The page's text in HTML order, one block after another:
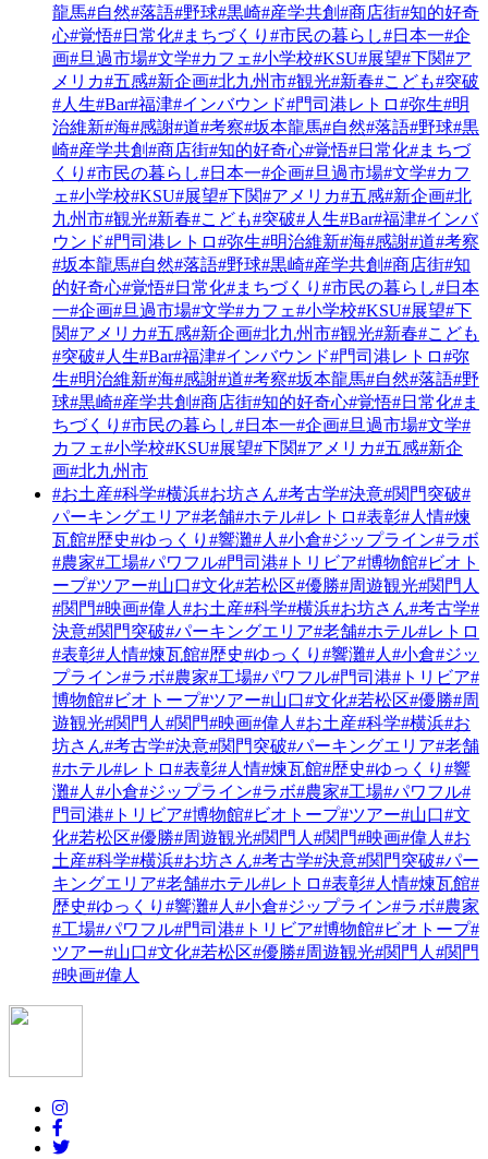
龍馬#自然#落語#野球#黒崎#産学共創#商店街#知的好奇
心#覚悟#日常化#まちづくり #市民の暮らし#日本一#企
画#旦過市場#文学#カフェ#小学校#KSU#展望#下関#ア
メリカ#五感#新企画#北九州市#観光#新春#こども#突破
#人生#Bar#福津#インバウンド#門司港レトロ#弥生#明
治維新#海#感謝#道#考察#坂本龍馬#自然#落語#野球#黒
崎#産学共創#商店街#知的好奇心#覚悟#日常化#まちづ
くり #市民の暮らし#日本一#企画#旦過市場#文学#カフ
ェ#小学校#KSU#展望#下関#アメリカ#五感#新企画#北
九州市#観光#新春#こども#突破#人生#Bar#福津#インバ
ウンド#門司港レトロ#弥生#明治維新#海#感謝#道#考察
#坂本龍馬#自然#落語#野球#黒崎#産学共創#商店街#知
的好奇心#覚悟#日常化#まちづくり #市民の暮らし#日本
一#企画#旦過市場#文学#カフェ#小学校#KSU#展望#下
関#アメリカ#五感#新企画#北九州市#観光#新春#こども
#突破#人生#Bar#福津#インバウンド#門司港レトロ#弥
生#明治維新#海#感謝#道#考察#坂本龍馬#自然#落語#野
球#黒崎#産学共創#商店街#知的好奇心#覚悟#日常化#ま
ちづくり #市民の暮らし#日本一#企画#旦過市場#文学#
カフェ#小学校#KSU#展望#下関#アメリカ#五感#新企
画#北九州市
#お土産#科学#横浜#お坊さん#考古学#決意#関門突破#
パーキングエリア#老舗#ホテル#レトロ#表彰#人情#煉
瓦館#歴史#ゆっくり #響灘#人 #小倉#ジップライン#ラボ
#農家#工場#パワフル#門司港#トリビア#博物館#ビオト
ープ#ツアー#山口#文化#若松区#優勝#周遊観光#関門人
#関門#映画#偉人 #お土産#科学#横浜#お坊さん#考古学#
決意#関門突破#パーキングエリア#老舗#ホテル#レトロ
#表彰#人情#煉瓦館#歴史#ゆっくり #響灘#人 #小倉#ジッ
プライン#ラボ#農家#工場#パワフル#門司港#トリビア#
博物館#ビオトープ#ツアー#山口#文化#若松区#優勝#周
遊観光#関門人 #関門#映画#偉人 #お土産#科学#横浜#お
坊さん#考古学#決意#関門突破#パーキングエリア#老舗
#ホテル#レトロ#表彰#人情#煉瓦館#歴史#ゆっくり #響
灘#人 #小倉#ジップライン#ラボ#農家#工場#パワフル#
門司港#トリビア#博物館#ビオトープ#ツアー#山口#文
化#若松区#優勝#周遊観光#関門人 #関門#映画#偉人 #お
土産#科学#横浜#お坊さん#考古学#決意#関門突破#パー
キングエリア#老舗#ホテル#レトロ#表彰#人情#煉瓦館#
歴史#ゆっくり #響灘#人 #小倉#ジップライン#ラボ#農家
#工場#パワフル#門司港#トリビア#博物館#ビオトープ#
ツアー#山口#文化#若松区#優勝#周遊観光#関門人 #関門
#映画#偉人